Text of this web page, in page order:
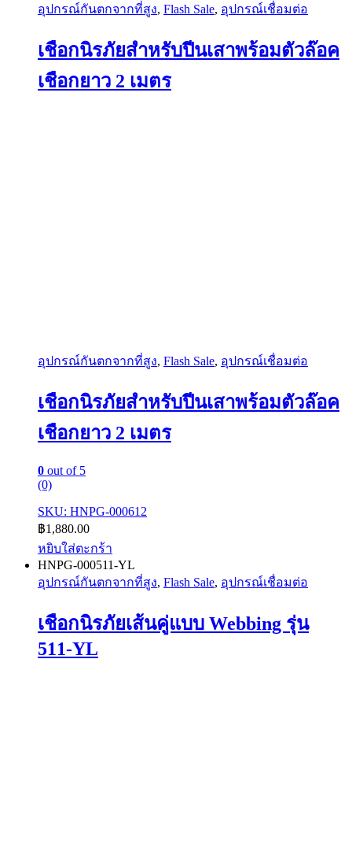
อุปกรณ์กันตกจากที่สูง, Flash Sale, อุปกรณ์เชื่อมต่อ
เชือกนิรภัยสำหรับปีนเสาพร้อมตัวล๊อค
เชือกยาว 2 เมตร
อุปกรณ์กันตกจากที่สูง, Flash Sale, อุปกรณ์เชื่อมต่อ
เชือกนิรภัยสำหรับปีนเสาพร้อมตัวล๊อค
เชือกยาว 2 เมตร
0 out of 5
(0)
SKU: HNPG-000612
฿1,880.00
หยิบใส่ตะกร้า
HNPG-000511-YL
อุปกรณ์กันตกจากที่สูง, Flash Sale, อุปกรณ์เชื่อมต่อ
เชือกนิรภัยเส้นคู่แบบ Webbing รุ่น
511-YL